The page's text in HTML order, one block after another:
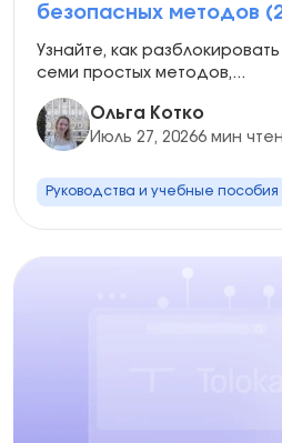
безопасных методов
Узнайте, как
семи простых методов,...
Ольга Котко
Июль 27, 20266 мин
Руководства и учебные пособия